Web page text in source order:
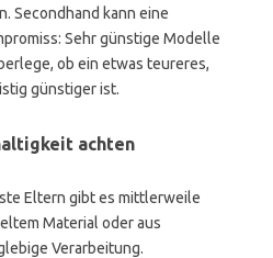
Secondhand kann eine
Sehr günstige Modelle
ob ein etwas teureres,
günstiger ist.
achten
Eltern gibt es mittlerweile
Material oder aus
Verarbeitung.